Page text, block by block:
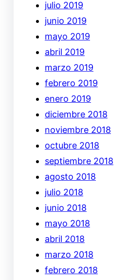
julio 2019
junio 2019
mayo 2019
abril 2019
marzo 2019
febrero 2019
enero 2019
diciembre 2018
noviembre 2018
octubre 2018
septiembre 2018
agosto 2018
julio 2018
junio 2018
mayo 2018
abril 2018
marzo 2018
febrero 2018